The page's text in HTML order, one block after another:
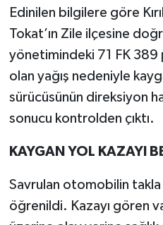
Edinilen bilgilere göre
Tokat’ın Zile ilçesine
yönetimindeki 71 FK 389
olan yağış nedeniyle
sürücüsünün direksiyon
sonucu kontrolden çıktı.
KAYGAN YOL KAZAYI
Savrulan otomobilin
öğrenildi. Kazayı gören